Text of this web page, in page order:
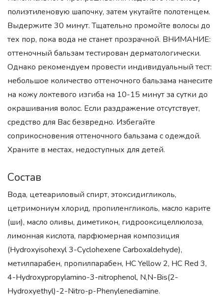
полиэтиленовую шапочку, затем укутайте полотенцем.
Выдержите 30 минут. Тщательно промойте волосы до
тех пор, пока вода не станет прозрачной. ВНИМАНИЕ:
оттеночный бальзам тестирован дерматологически.
Однако рекомендуем провести индивидуальный тест:
небольшое количество оттеночного бальзама нанесите
на кожу локтевого изгиба на 10-15 минут за сутки до
окрашивания волос. Если раздражение отсутствует,
средство для Вас безвредно. Избегайте
соприкосновения оттеночного бальзама с одеждой.
Храните в местах, недоступных для детей.
Состав
Вода, цетеариловый спирт, этоксидигликоль,
цетримониум хлорид, пропиленгликоль, масло карите
(ши), масло оливы, диметикон, гидрооксицеллюлоза,
лимонная кислота, парфюмерная композиция
(Hydroxyisohexyl 3-Cyclohexene Carboxaldehyde),
метилпарабен, пропилпарабен, HC Yellow 2, HC Red 3,
4-Hydroxypropylamino-3-nitrophenol, N,N-Bis(2-
Hydroxyethyl)-2-Nitro-p-Phenylenediamine.